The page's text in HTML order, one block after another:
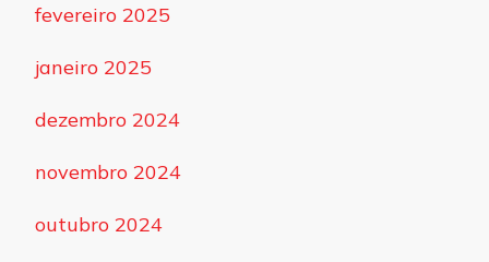
fevereiro 2025
janeiro 2025
dezembro 2024
novembro 2024
outubro 2024